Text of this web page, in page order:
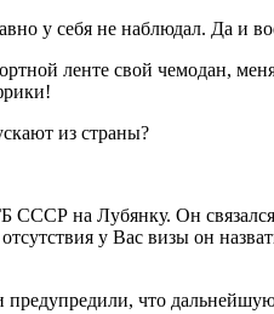
у себя не наблюдал. Да
ленте свой чемодан,
из страны?
на Лубянку. Он
у Вас визы он
что